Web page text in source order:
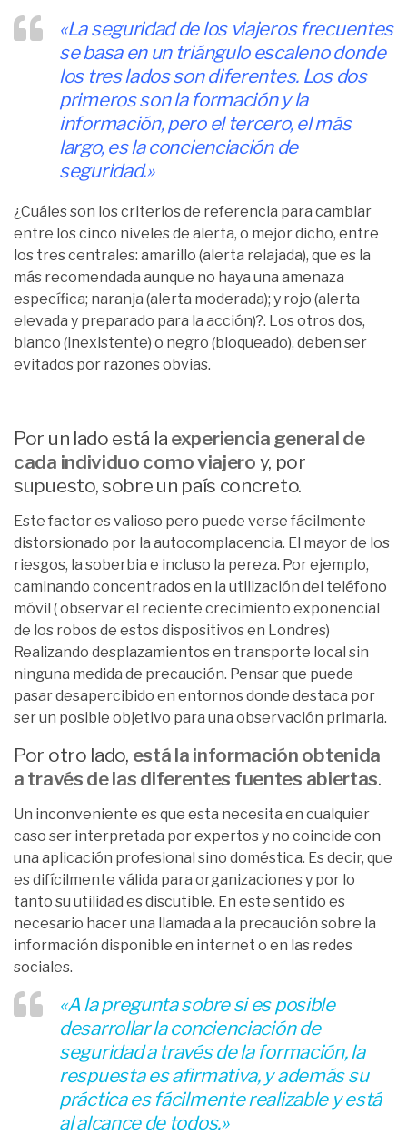
«La seguridad de los viajeros frecuentes
se basa en un triángulo escaleno donde
los tres lados son diferentes. Los dos
primeros son la formación y la
información, pero el tercero, el más
largo, es la concienciación de
seguridad.»
¿Cuáles son los criterios de referencia para cambiar
entre los cinco niveles de alerta, o mejor dicho, entre
los tres centrales: amarillo (alerta relajada), que es la
más recomendada aunque no haya una amenaza
específica; naranja (alerta moderada); y rojo (alerta
elevada y preparado para la acción)?. Los otros dos,
blanco (inexistente) o negro (bloqueado), deben ser
evitados por razones obvias.
Por un lado está la experiencia general de
cada individuo como viajero y, por
supuesto, sobre un país concreto.
Este factor es valioso pero puede verse fácilmente
distorsionado por la autocomplacencia. El mayor de los
riesgos, la soberbia e incluso la pereza. Por ejemplo,
caminando concentrados en la utilización del teléfono
móvil ( observar el reciente crecimiento exponencial
de los robos de estos dispositivos en Londres)
Realizando desplazamientos en transporte local sin
ninguna medida de precaución. Pensar que puede
pasar desapercibido en entornos donde destaca por
ser un posible objetivo para una observación primaria.
Por otro lado, está la información obtenida
a través de las diferentes fuentes abiertas.
Un inconveniente es que esta necesita en cualquier
caso ser interpretada por expertos y no coincide con
una aplicación profesional sino doméstica. Es decir, que
es difícilmente válida para organizaciones y por lo
tanto su utilidad es discutible. En este sentido es
necesario hacer una llamada a la precaución sobre la
información disponible en internet o en las redes
sociales.
«A la pregunta sobre si es posible
desarrollar la concienciación de
seguridad a través de la formación, la
respuesta es afirmativa, y además su
práctica es fácilmente realizable y está
al alcance de todos.»